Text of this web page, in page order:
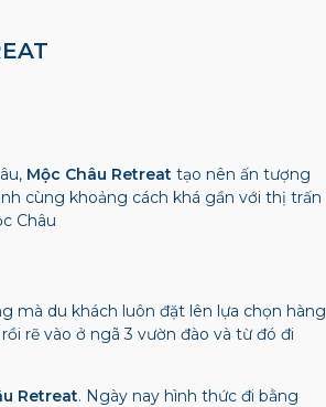
Mộc Châu Retreattạo nên ấn tượng
cùng khoảng cách khá gần với thị trấn
Châu
mà du khách luôn đặt lên lựa chọn hàng
rẽ vào ở ngã 3 vườn đào và từ đó đi
Retreat. Ngày nay hình thức đi bằng